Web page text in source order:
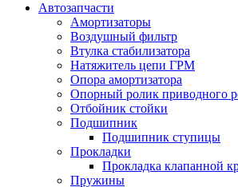
Автозапчасти
Амортизаторы
Воздушный фильтр
Втулка стабилизатора
Натяжитель цепи ГРМ
Опора амортизатора
Опорный ролик приводного
Отбойник стойки
Подшипник
Подшипник ступицы
Прокладки
Прокладка клапанной
Пружины